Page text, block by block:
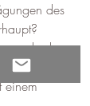
des
du das
einem